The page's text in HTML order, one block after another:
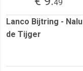
49
Lanco Bijtring - Nalu
de Tijger